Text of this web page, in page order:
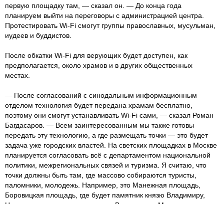
первую площадку там, — сказал он. — До конца года
планируем выйти на переговоры с администрацией центра.
Протестировать Wi-Fi смогут группы православных, мусульман,
иудеев и буддистов.
После обкатки Wi-Fi для верующих будет доступен, как
предполагается, около храмов и в других общественных
местах.
— После согласований с cинодальным информационным
отделом технология будет передана храмам бесплатно,
поэтому они смогут устанавливать Wi-Fi сами, — сказал Роман
Багдасаров. — Всем заинтересованным мы также готовы
передать эту технологию, а где размещать точки — это будет
задача уже городских властей. На светских площадках в Москве
планируется согласовать всё с департаментом национальной
политики, межрегиональных связей и туризма. Я считаю, что
точки должны быть там, где массово собираются туристы,
паломники, молодежь. Например, это Манежная площадь,
Боровицкая площадь, где будет памятник князю Владимиру,